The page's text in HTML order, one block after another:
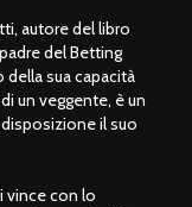
autore del libro
del Betting
della sua capacità
un veggente, è un
il suo
vince con lo